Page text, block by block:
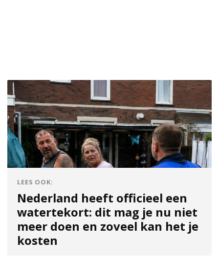
LEES OOK:
Nederland heeft officieel een
watertekort: dit mag je nu niet
meer doen en zoveel kan het je
kosten